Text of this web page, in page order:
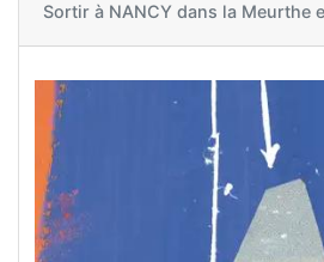
Sortir à NANCY dans la Meurthe